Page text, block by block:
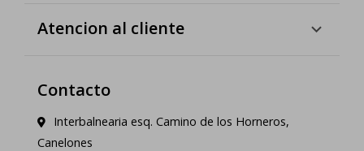
Atencion al cliente
Contacto
Interbalnearia esq. Camino de los Horneros,
Canelones